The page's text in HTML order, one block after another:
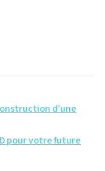
d’une
pour votre future